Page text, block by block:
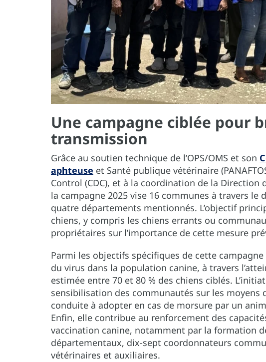
Une campagne ciblée pour
transmission
Grâce au soutien technique de l’OPS/OMS et son
aphteuse et Santé publique vétérinaire
Control (CDC), et à la coordination de la Direction
la campagne 2025 vise 16 communes à travers
quatre départements mentionnés. L’objectif
chiens, y compris les chiens errants ou
propriétaires sur l’importance de cette mesure
Parmi les objectifs spécifiques de cette
du virus dans la population canine, à travers
estimée entre 70 et 80 % des chiens ciblés.
sensibilisation des communautés sur les moyens
conduite à adopter en cas de morsure par un
Enfin, elle contribue au renforcement des
vaccination canine, notamment par la formation
départementaux, dix-sept coordonnateurs
vétérinaires et auxiliaires.